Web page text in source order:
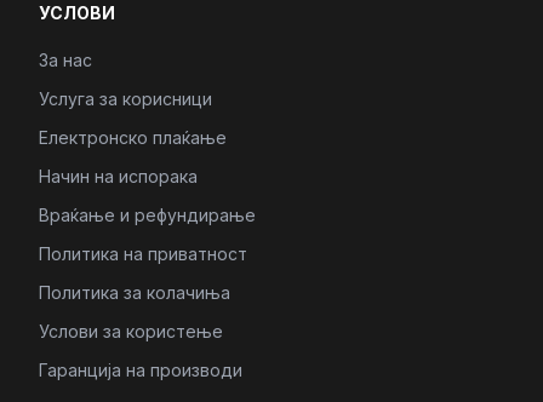
УСЛОВИ
За нас
Услуга за корисници
Електронско плаќање
Начин на испорака
Враќање и рефундирање
Политика на приватност
Политика за колачиња
Услови за користење
Гаранција на производи